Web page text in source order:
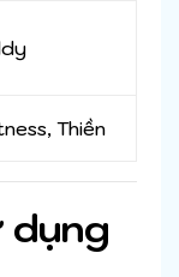
Thiền
dụng